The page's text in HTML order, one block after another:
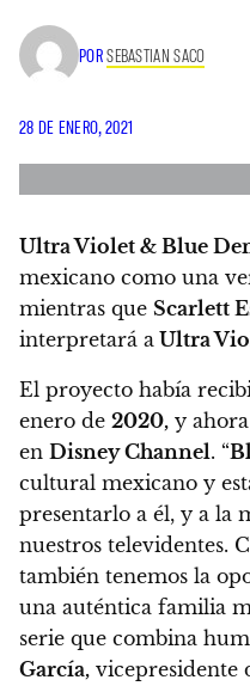
PORSEBASTIAN SACO
28 DE ENERO, 2021
Ultra Violet & Blue
mexicano como una
mientras que Scarlett
interpretará a Ultra
El proyecto había
enero de 2020, y
en Disney Channel. “
cultural mexicano y
presentarlo a él, y a la
nuestros televidentes.
también tenemos la
una auténtica familia
serie que combina
García, vicepresidente